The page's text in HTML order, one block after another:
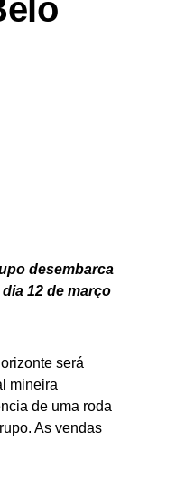
desembarca
12 de março
será
mineira
de uma roda
As vendas